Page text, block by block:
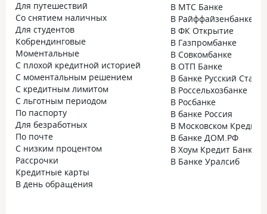
Для путешествий
Со снятием наличных
Для студентов
Кобрендинговые
Моментальные
С плохой кредитной историей
С моментальным решением
С кредитным лимитом
С льготным периодом
По паспорту
Для безработных
По почте
С низким процентом
Рассрочки
Кредитные карты
В день обращения
В МТС Банке
В Райффайзенбанке
В ФК Открытие
В Газпромбанке
В Совкомбанке
В ОТП Банке
В банке Русский
В Россельхозбанке
В Росбанке
В банке Россия
В Московском
В банке ДОМ.РФ
В Хоум Кредит Банке
В Банке Уралсиб